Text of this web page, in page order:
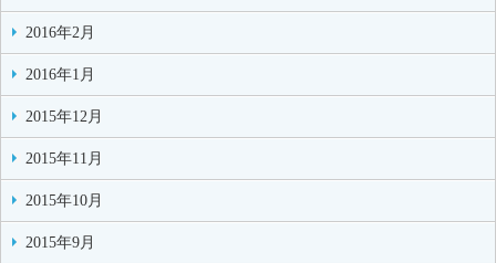
2016年2月
2016年1月
2015年12月
2015年11月
2015年10月
2015年9月